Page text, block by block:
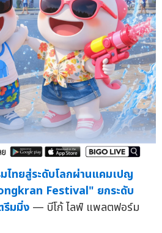
ไทยสู่ระดับโลกผ่านแคมเปญ
Festival" ยกระดับ
รีมมิ่ง — บีโก้ ไลฟ์ แพลตฟอร์ม